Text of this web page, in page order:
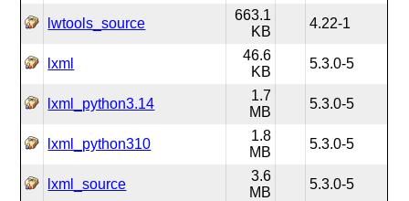
lwtools_source
663.1
KB
4.22-1
lxml
46.6
KB
5.3.0-5
lxml_python3.14
1.7
MB
5.3.0-5
lxml_python310
1.8
MB
5.3.0-5
lxml_source
3.6
MB
5.3.0-5